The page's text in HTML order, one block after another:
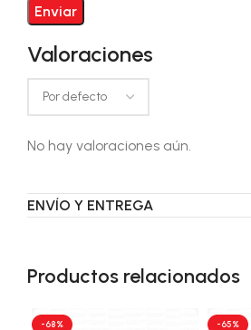
Valoraciones
No hay valoraciones aún.
ENVÍO Y ENTREGA
Productos relacionados
-68% -65%